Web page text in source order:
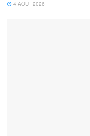
4 AOÛT 2026